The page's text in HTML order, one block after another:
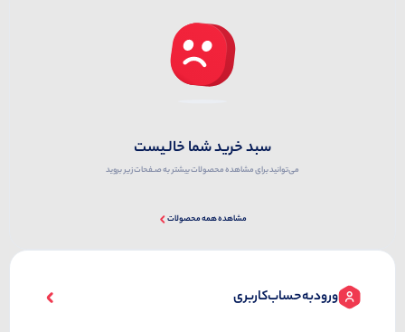
سبد خرید‌ شما‌ خالـیست
می‌توانید برای مشاهده محصولات بیشتر به صـفحات زیر بروید
مشاهده همه محصولات
ورود‌به‌حساب‌کاربری